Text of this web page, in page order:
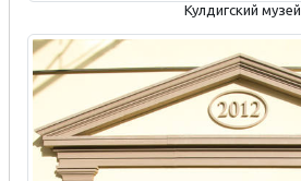
Кулдигский музей